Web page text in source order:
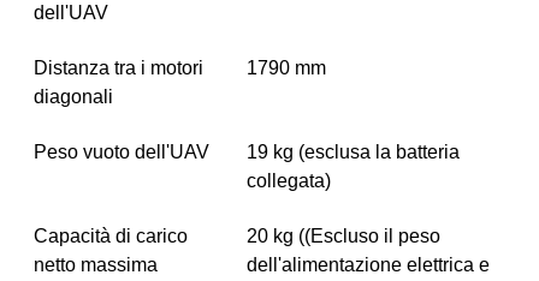
dell'UAV
Distanza tra i motori
diagonali
1790 mm
Peso vuoto dell'UAV
19 kg (esclusa la batteria
collegata)
Capacità di carico
netto massima
20 kg ((Escluso il peso
dell'alimentazione elettrica e